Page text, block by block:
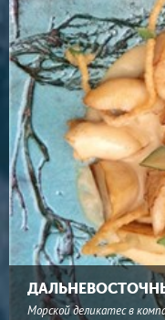
Морской деликатес в